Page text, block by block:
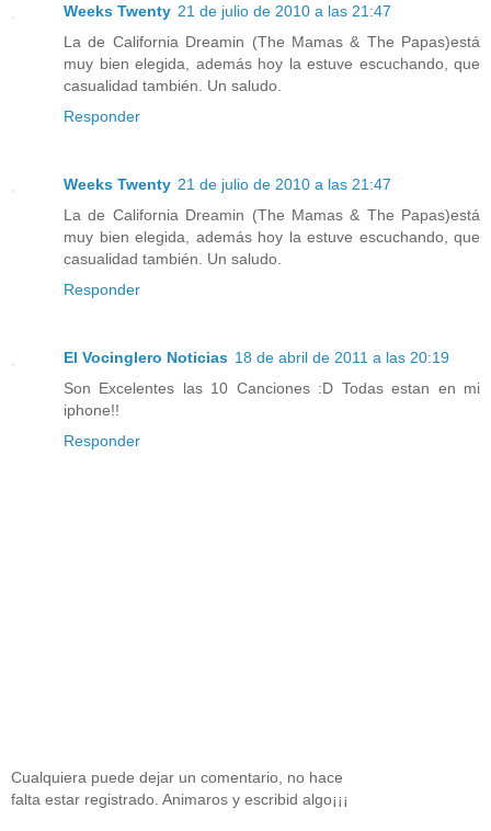
Weeks Twenty 21 de julio de 2010 a las 21:47
La de California Dreamin (The Mamas & The Papas)está
muy bien elegida, además hoy la estuve escuchando, que
casualidad también. Un saludo.
Responder
Weeks Twenty 21 de julio de 2010 a las 21:47
La de California Dreamin (The Mamas & The Papas)está
muy bien elegida, además hoy la estuve escuchando, que
casualidad también. Un saludo.
Responder
El Vocinglero Noticias 18 de abril de 2011 a las 20:19
Son Excelentes las 10 Canciones :D Todas estan en mi
iphone!!
Responder
Cualquiera puede dejar un comentario, no hace
falta estar registrado. Animaros y escribid algo¡¡¡